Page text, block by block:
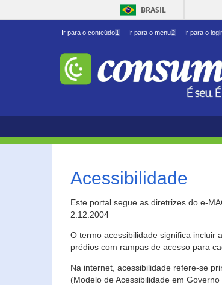
BRASIL
Ir para o conteúdo1 Ir para o menu2 Ir para o
Acessibilidade
Este portal segue as diretrizes do e-
2.12.2004
O termo acessibilidade significa incluir
prédios com rampas de acesso para
Na internet, acessibilidade refere-se
(Modelo de Acessibilidade em